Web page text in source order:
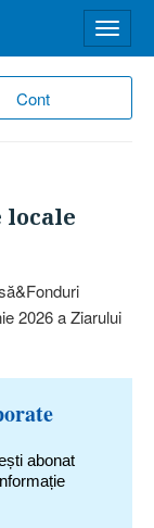
Cont
meniu
locale
2026 a Ziarului
abonat